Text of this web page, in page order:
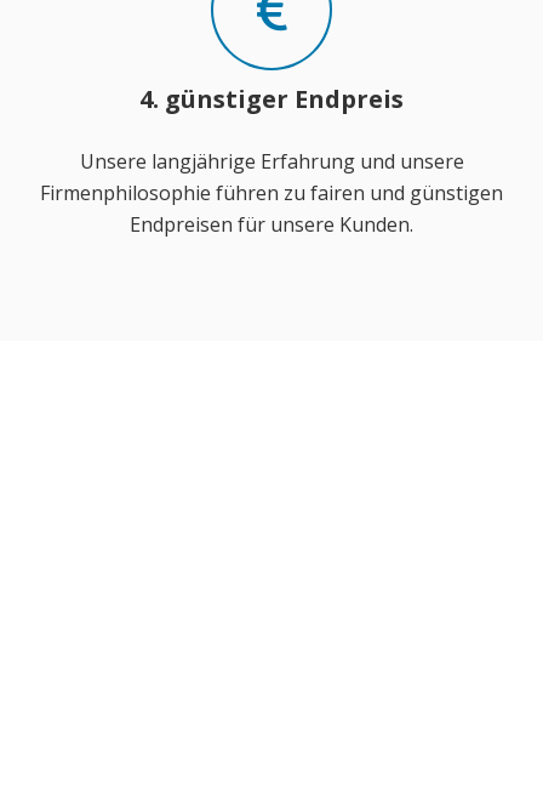
4. günstiger Endpreis
Unsere langjährige Erfahrung und unsere
Firmenphilosophie führen zu fairen und günstigen
Endpreisen für unsere Kunden.